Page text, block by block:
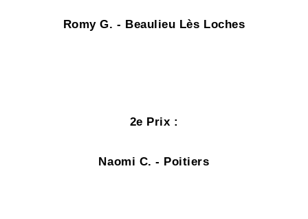
Romy G. - Beaulieu Lès Loches
2e Prix :
Naomi C. - Poitiers